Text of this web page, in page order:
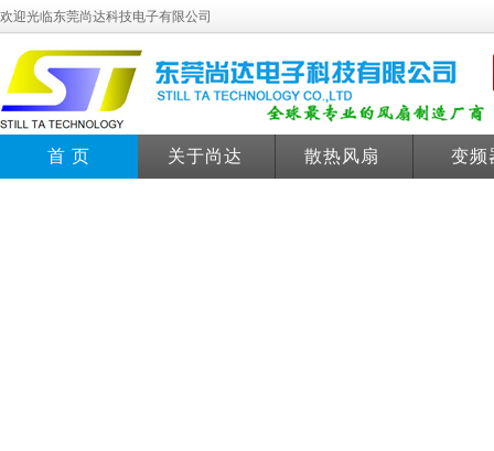
欢迎光临东莞尚达科技电子有限公司
首 页 关于尚达 散热风扇 变频